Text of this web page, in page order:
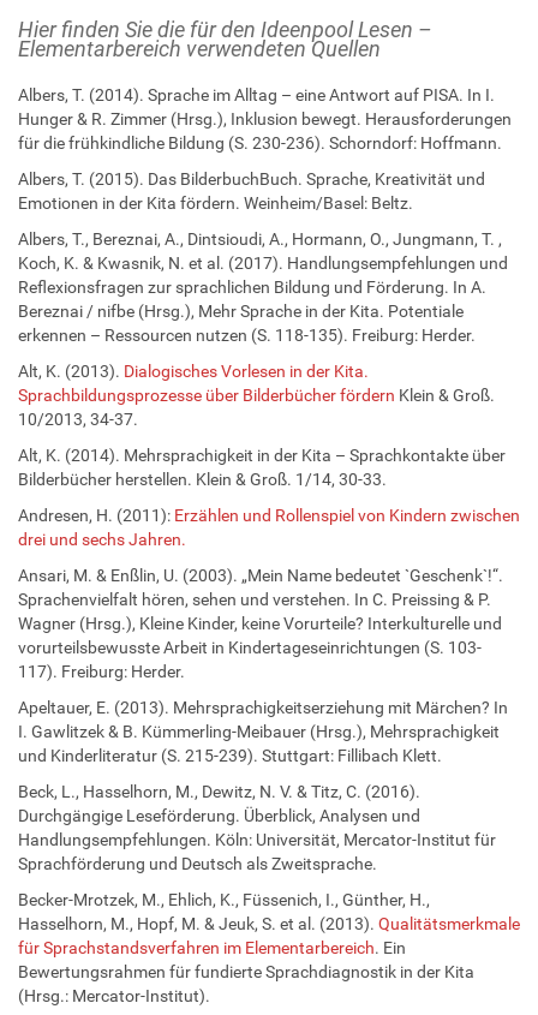
Hier finden Sie die für den Ideenpool Lesen –
Elementarbereich verwendeten Quellen
Albers, T. (2014). Sprache im Alltag – eine Antwort auf PISA. In I.
Hunger & R. Zimmer (Hrsg.), Inklusion bewegt. Herausforderungen
für die frühkindliche Bildung (S. 230-236). Schorndorf: Hoffmann.
Albers, T. (2015). Das BilderbuchBuch. Sprache, Kreativität und
Emotionen in der Kita fördern. Weinheim/Basel: Beltz.
Albers, T., Bereznai, A., Dintsioudi, A., Hormann, O., Jungmann, T. ,
Koch, K. & Kwasnik, N. et al. (2017). Handlungsempfehlungen und
Reflexionsfragen zur sprachlichen Bildung und Förderung. In A.
Bereznai / nifbe (Hrsg.), Mehr Sprache in der Kita. Potentiale
erkennen – Ressourcen nutzen (S. 118-135). Freiburg: Herder.
Alt, K. (2013). Dialogisches Vorlesen in der Kita.
Sprachbildungsprozesse über Bilderbücher fördern Klein & Groß.
10/2013, 34-37.
Alt, K. (2014). Mehrsprachigkeit in der Kita – Sprachkontakte über
Bilderbücher herstellen. Klein & Groß. 1/14, 30-33.
Andresen, H. (2011): Erzählen und Rollenspiel von Kindern zwischen
drei und sechs Jahren.
Ansari, M. & Enßlin, U. (2003). „Mein Name bedeutet `Geschenk`!“.
Sprachenvielfalt hören, sehen und verstehen. In C. Preissing & P.
Wagner (Hrsg.), Kleine Kinder, keine Vorurteile? Interkulturelle und
vorurteilsbewusste Arbeit in Kindertageseinrichtungen (S. 103-
117). Freiburg: Herder.
Apeltauer, E. (2013). Mehrsprachigkeitserziehung mit Märchen? In
I. Gawlitzek & B. Kümmerling-Meibauer (Hrsg.), Mehrsprachigkeit
und Kinderliteratur (S. 215-239). Stuttgart: Fillibach Klett.
Beck, L., Hasselhorn, M., Dewitz, N. V. & Titz, C. (2016).
Durchgängige Leseförderung. Überblick, Analysen und
Handlungsempfehlungen. Köln: Universität, Mercator-Institut für
Sprachförderung und Deutsch als Zweitsprache.
Becker-Mrotzek, M., Ehlich, K., Füssenich, I., Günther, H.,
Hasselhorn, M., Hopf, M. & Jeuk, S. et al. (2013). Qualitätsmerkmale
für Sprachstandsverfahren im Elementarbereich. Ein
Bewertungsrahmen für fundierte Sprachdiagnostik in der Kita
(Hrsg.: Mercator-Institut).